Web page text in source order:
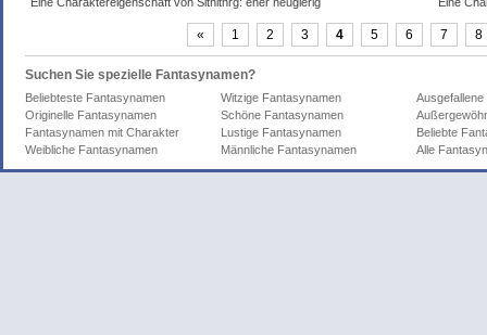
« 1 2 3 4 5 6 7 8
Suchen Sie spezielle Fantasynamen?
Beliebteste Fantasynamen Witzige Fantasynamen
Originelle Fantasynamen
Schöne Fantasynamen
Fantasynamen mit Charakter
Lustige Fantasynamen
Beliebte
Weibliche Fantasynamen
Männliche Fantasynamen Alle